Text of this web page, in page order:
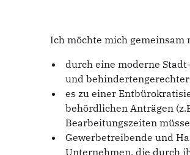
Ich möchte mich gemeinsam
durch eine moderne
und
es zu einer
behördlichen Anträgen
Bearbeitungszeiten
Gewerbetreibende und
Unternehmen, die durch